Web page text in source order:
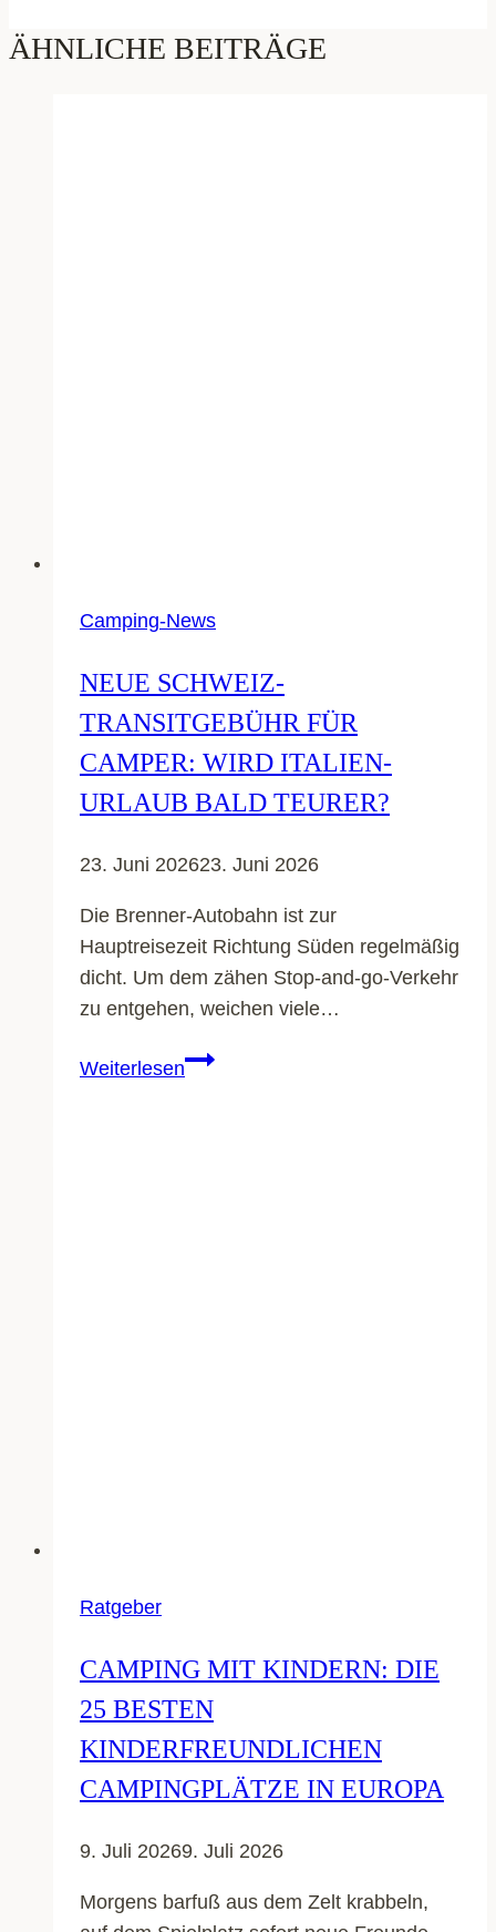
ÄHNLICHE BEITRÄGE
Camping-News
NEUE SCHWEIZ-
TRANSITGEBÜHR FÜR
CAMPER: WIRD ITALIEN-
URLAUB BALD TEURER?
23. Juni 202623. Juni 2026
Die Brenner-Autobahn ist zur
Hauptreisezeit Richtung Süden regelmäßig
dicht. Um dem zähen Stop-and-go-Verkehr
zu entgehen, weichen viele…
WeiterlesenNeue
Ratgeber
CAMPING MIT KINDERN: DIE
25 BESTEN
KINDERFREUNDLICHEN
CAMPINGPLÄTZE IN EUROPA
9. Juli 20269. Juli 2026
Morgens barfuß aus dem Zelt krabbeln,